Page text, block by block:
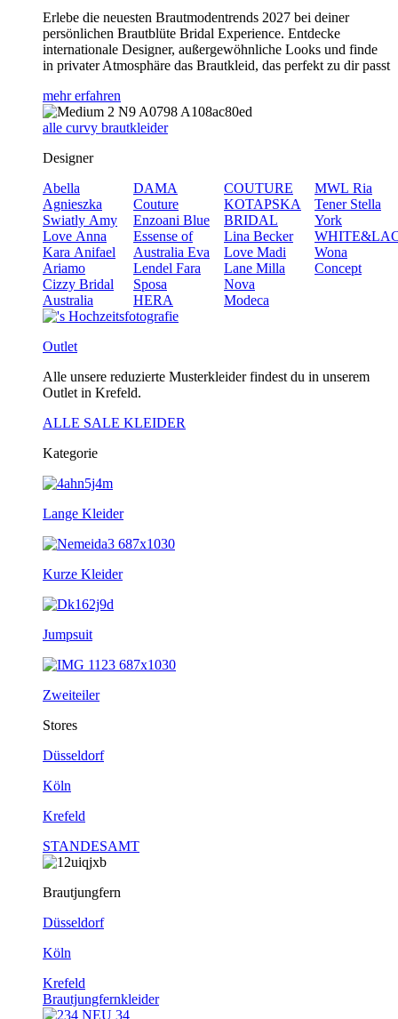
Erlebe die neuesten Brautmodentrends 2027 bei deiner
persönlichen Brautblüte Bridal Experience. Entdecke
internationale Designer, außergewöhnliche Looks und finde
in privater Atmosphäre das Brautkleid, das perfekt zu dir passt
mehr erfahren
alle curvy brautkleider
Designer
Abella
Agnieszka
Swiatly Amy
Love Anna
Kara Anifael
Ariamo
Cizzy Bridal
Australia
DAMA
Couture
Enzoani Blue
Essense of
Australia Eva
Lendel Fara
Sposa
HERA
COUTURE
KOTAPSKA
BRIDAL
Lina Becker
Love Madi
Lane Milla
Nova
Modeca
MWL Ria
Tener Stella
York
Wona
Concept
Outlet
Alle unsere reduzierte Musterkleider findest du in unserem
Outlet in Krefeld.
ALLE SALE KLEIDER
Kategorie
Lange Kleider
Kurze Kleider
Jumpsuit
Zweiteiler
Stores
Düsseldorf
Köln
Krefeld
STANDESAMT
Brautjungfern
Düsseldorf
Köln
Krefeld
Brautjungfernkleider